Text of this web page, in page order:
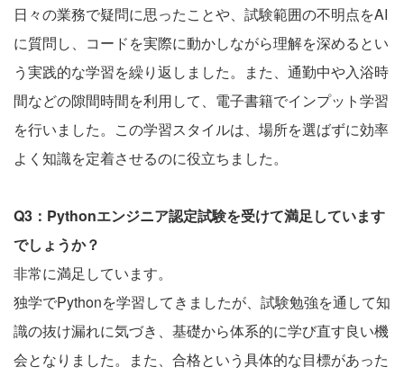
日々の業務で疑問に思ったことや、試験範囲の不明点をAI
に質問し、コードを実際に動かしながら理解を深めるとい
う実践的な学習を繰り返しました。また、通勤中や入浴時
間などの隙間時間を利用して、電子書籍でインプット学習
を行いました。この学習スタイルは、場所を選ばずに効率
よく知識を定着させるのに役立ちました。
Q3：Pythonエンジニア認定試験を受けて満足しています
でしょうか？
非常に満足しています。
独学でPythonを学習してきましたが、試験勉強を通して知
識の抜け漏れに気づき、基礎から体系的に学び直す良い機
会となりました。また、合格という具体的な目標があった